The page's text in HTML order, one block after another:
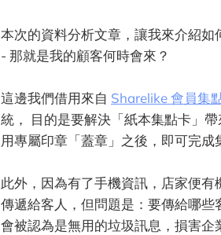
本次的資料分析文章，讓我來介紹
- 那就是我的顧客何時會來？
這邊我們借用來自 Sharelike 會員集
統， 目的是要解決「紙本集點卡」
用專屬印章「蓋章」之後，即可完成
此外，因為有了手機資訊，店家便
傳遞給客人，但問題是：要傳給哪
會被認為是無用的垃圾訊息，損害企